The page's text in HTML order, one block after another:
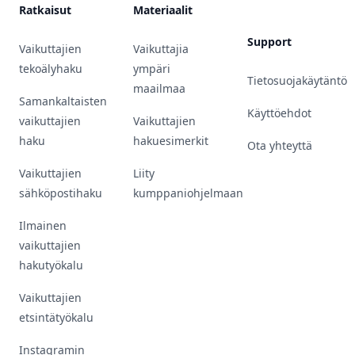
Ratkaisut
Vaikuttajien
tekoälyhaku
Samankaltaisten
vaikuttajien
haku
Vaikuttajien
sähköpostihaku
Ilmainen
vaikuttajien
hakutyökalu
Vaikuttajien
etsintätyökalu
Instagramin
Materiaalit
Vaikuttajia
ympäri
maailmaa
Vaikuttajien
hakuesimerkit
Liity
kumppaniohjelmaan
Support
Tietosuojakäytäntö
Käyttöehdot
Ota yhteyttä